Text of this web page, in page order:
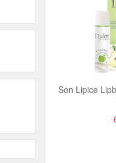
Son Lipice